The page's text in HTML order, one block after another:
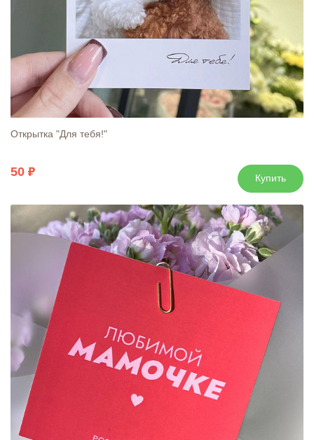
Открытка "Для тебя!"
50 Купить